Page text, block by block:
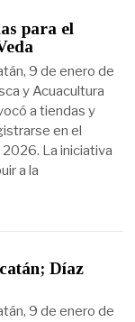
para el
9 de enero de
y Acuacultura
a tiendas y
en el
La iniciativa
a la
Díaz
9 de enero de